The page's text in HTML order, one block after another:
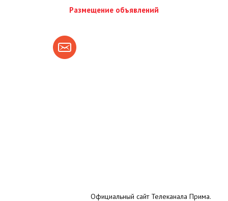
Размещение объявлений
Официальный сайт Телеканала Прима.